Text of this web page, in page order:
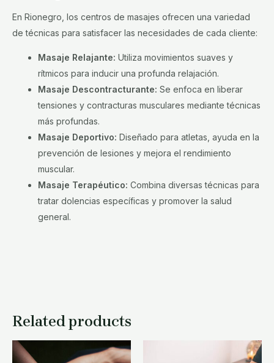
En Rionegro, los centros de masajes ofrecen una variedad
de técnicas para satisfacer las necesidades de cada cliente:
Masaje Relajante: Utiliza movimientos suaves y
rítmicos para inducir una profunda relajación.
Masaje Descontracturante: Se enfoca en liberar
tensiones y contracturas musculares mediante técnicas
más profundas.
Masaje Deportivo: Diseñado para atletas, ayuda en la
prevención de lesiones y mejora el rendimiento
muscular.
Masaje Terapéutico: Combina diversas técnicas para
tratar dolencias específicas y promover la salud
general.
Related products